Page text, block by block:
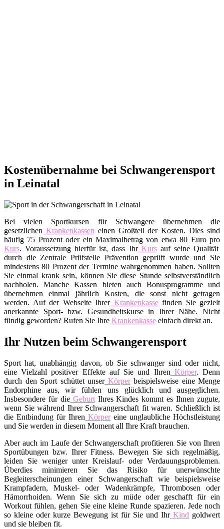
Kostenübernahme bei Schwangerensport
in Leinatal
Bei vielen Sportkursen für Schwangere übernehmen die
gesetzlichen Krankenkassen einen Großteil der Kosten. Dies sind
häufig 75 Prozent oder ein Maximalbetrag von etwa 80 Euro pro
Kurs. Voraussetzung hierfür ist, dass IhrKursauf seine Qualität
durch die Zentrale Prüfstelle Prävention geprüft wurde und Sie
mindestens 80 Prozent der Termine wahrgenommen haben. Sollten
Sie einmal krank sein, können Sie diese Stunde selbstverständlich
nachholen. Manche Kassen bieten auch Bonusprogramme und
übernehmen einmal jährlich Kosten, die sonst nicht getragen
werden. Auf der Webseite IhrerKrankenkassefinden Sie gezielt
anerkannte Sport- bzw. Gesundheitskurse in Ihrer Nähe. Nicht
fündig geworden? Rufen Sie Ihre Krankenkasse einfach direkt an.
Ihr Nutzen beim Schwangerensport
Sport hat, unabhängig davon, ob Sie schwanger sind oder nicht,
eine Vielzahl positiver Effekte auf Sie und Ihren Körper. Denn
durch den Sport schüttet unserKörperbeispielsweise eine Menge
Endorphine aus, wir fühlen uns glücklich und ausgeglichen.
Insbesondere für dieGeburtIhres Kindes kommt es Ihnen zugute,
wenn Sie während Ihrer Schwangerschaft fit waren. Schließlich ist
die Entbindung für Ihren Körpereine unglaubliche Höchstleistung
und Sie werden in diesem Moment all Ihre Kraft brauchen.
Aber auch im Laufe der Schwangerschaft profitieren Sie von Ihren
Sportübungen bzw. Ihrer Fitness. Bewegen Sie sich regelmäßig,
leiden Sie weniger unter Kreislauf- oder Verdauungsproblemen.
Überdies minimieren Sie das Risiko für unerwünschte
Begleiterscheinungen einer Schwangerschaft wie beispielsweise
Krampfadern, Muskel- oder Wadenkrämpfe, Thrombosen oder
Hämorrhoiden. Wenn Sie sich zu müde oder geschafft für ein
Workout fühlen, gehen Sie eine kleine Runde spazieren. Jede noch
so kleine oder kurze Bewegung ist für Sie und IhrKind goldwert
und sie bleiben fit.